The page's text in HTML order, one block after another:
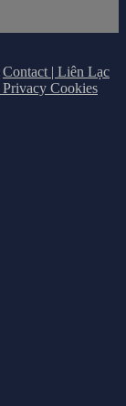
Contact | Liên Lạc
Privacy Cookies